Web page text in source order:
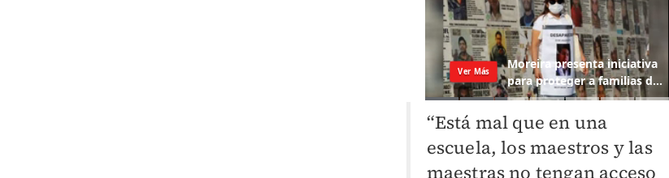
“Está mal que en una
escuela, los maestros y las
maestras no tengan acceso